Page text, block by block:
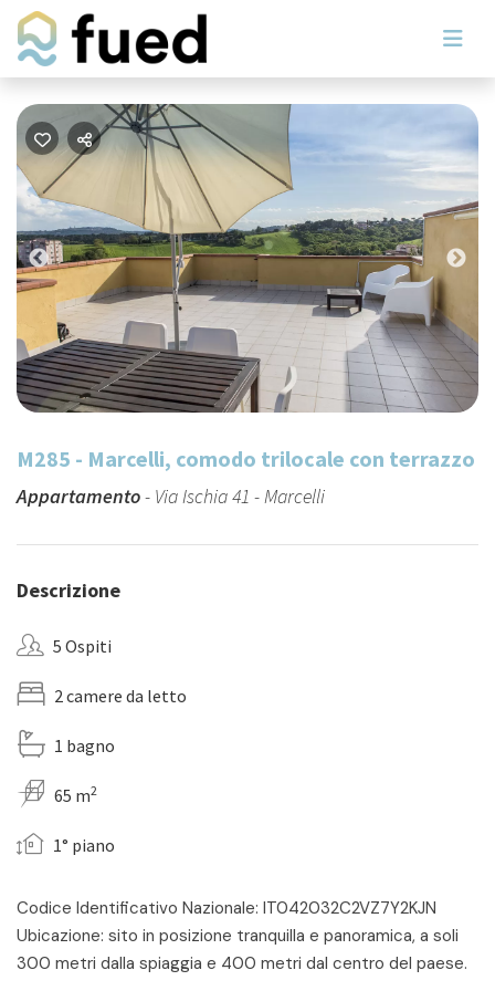
Previous
M285 - Marcelli, comodo trilocale con terrazzo
Appartamento- Via Ischia 41 - Marcelli
Descrizione
5 Ospiti
2 camere da letto
1 bagno
65 m2
1° piano
Codice Identificativo Nazionale: IT042032C2VZ7Y2KJN
Ubicazione: sito in posizione tranquilla e panoramica, a soli
300 metri dalla spiaggia e 400 metri dal centro del paese.